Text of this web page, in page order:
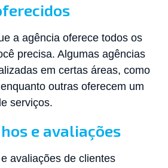
a agência oferece todos os
precisa. Algumas agências
em certas áreas, como
outras oferecem um
serviços.
e avaliações
avaliações de clientes